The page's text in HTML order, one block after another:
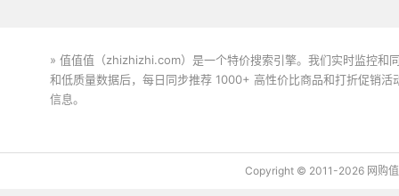
» 值值值（zhizhizhi.com）是一个特价搜索引擎。我们实时监控和
和低质量数据后，每日同步推荐 1000+ 高性价比商品和打折促销
信息。
Copyright © 2011-2026 网购